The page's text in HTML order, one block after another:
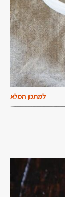
למתכון המלא